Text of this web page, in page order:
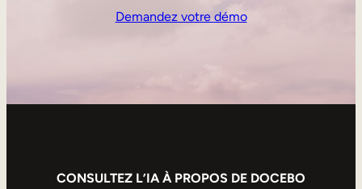
Demandez votre démo
CONSULTEZ L’IA À PROPOS DE DOCEBO